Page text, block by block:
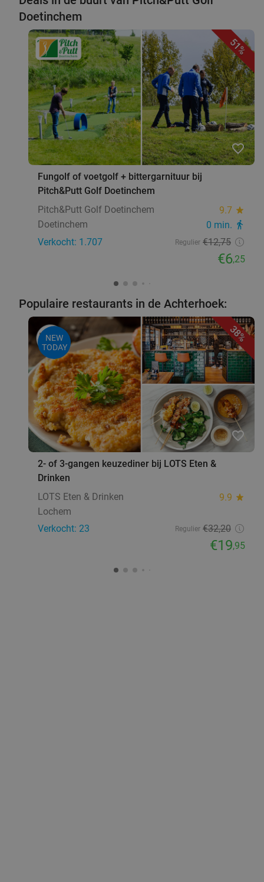
Doetinchem
51%
favorite_border
Fungolf of voetgolf + bittergarnituur bij
Pitch&Putt Golf Doetinchem
Pitch&Putt Golf Doetinchem
9.7 star
Doetinchem 0 min. directions_walk
Verkocht: 1.707 Regulier €12,75
€6,25
Populaire restaurants in de Achterhoek:
38%
NEW
TODAY
favorite_border
2- of 3-gangen keuzediner bij LOTS Eten &
Drinken
LOTS Eten & Drinken
9.9 star
Lochem
Verkocht: 23
Regulier €32,20
€19,95